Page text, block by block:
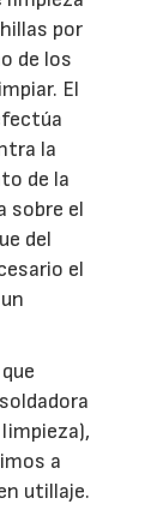
por
de los
El
la
de la
sobre el
del
el
a
utillaje.